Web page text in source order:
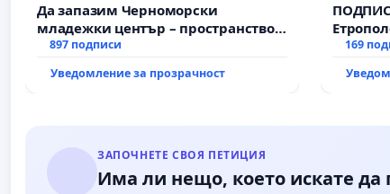
Да запазим Черноморски
младежки център – пространство
за младите на Варна
897 подписи
Уведомление за прозрачност
169
ЗАПОЧНЕТЕ СВОЯ ПЕТИЦИЯ
Има ли нещо, което искате да